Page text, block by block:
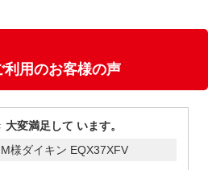
利用のお客様の声
変満足して います。
様ダイキン EQX37XFV